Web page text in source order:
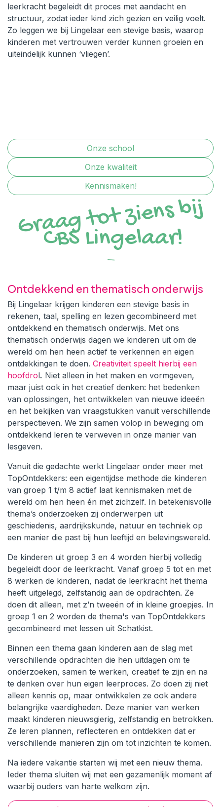
leerkracht begeleidt dit proces met aandacht en
structuur, zodat ieder kind zich gezien en veilig voelt.
Zo leggen we bij Lingelaar een stevige basis, waarop
kinderen met vertrouwen verder kunnen groeien en
uiteindelijk kunnen ‘vliegen’.
Onze school
Onze kwaliteit
Kennismaken!
Graag tot ziens bij
CBS Lingelaar!
Ontdekkend en thematisch onderwijs
Bij Lingelaar krijgen kinderen een stevige basis in
rekenen, taal, spelling en lezen gecombineerd met
ontdekkend en thematisch onderwijs. Met ons
thematisch onderwijs dagen we kinderen uit om de
wereld om hen heen actief te verkennen en eigen
ontdekkingen te doen. Creativiteit speelt hierbij een
hoofdrol. Niet alleen in het maken en vormgeven,
maar juist ook in het creatief denken: het bedenken
van oplossingen, het ontwikkelen van nieuwe ideeën
en het bekijken van vraagstukken vanuit verschillende
perspectieven. We zijn samen volop in beweging om
ontdekkend leren te verweven in onze manier van
lesgeven.
Vanuit die gedachte werkt Lingelaar onder meer met
TopOntdekkers: een eigentijdse methode die kinderen
van groep 1 t/m 8 actief laat kennismaken met de
wereld om hen heen én met zichzelf. In betekenisvolle
thema’s onderzoeken zij onderwerpen uit
geschiedenis, aardrijkskunde, natuur en techniek op
een manier die past bij hun leeftijd en belevingswereld.
De kinderen uit groep 3 en 4 worden hierbij volledig
begeleidt door de leerkracht. Vanaf groep 5 tot en met
8 werken de kinderen, nadat de leerkracht het thema
heeft uitgelegd, zelfstandig aan de opdrachten. Ze
doen dit alleen, met z’n tweeën of in kleine groepjes. In
groep 1 en 2 worden de thema's van TopOntdekkers
gecombineerd met lessen uit Schatkist.
Binnen een thema gaan kinderen aan de slag met
verschillende opdrachten die hen uitdagen om te
onderzoeken, samen te werken, creatief te zijn en na
te denken over hun eigen leerproces. Zo doen zij niet
alleen kennis op, maar ontwikkelen ze ook andere
belangrijke vaardigheden. Deze manier van werken
maakt kinderen nieuwsgierig, zelfstandig en betrokken.
Ze leren plannen, reflecteren en ontdekken dat er
verschillende manieren zijn om tot inzichten te komen.
Na iedere vakantie starten wij met een nieuw thema.
Ieder thema sluiten wij met een gezamenlijk moment af
waarbij ouders van harte welkom zijn.